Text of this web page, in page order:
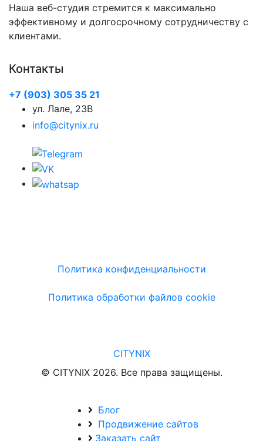
Наша веб-студия стремится к максимально
эффективному и долгосрочному сотрудничеству с
клиентами.
Контакты
+7 (903) 305 35 21
ул. Лале, 23B
info@citynix.ru
Политика конфиденциальности
Политика обработки файлов cookie
CITYNIX
© CITYNIX 2026. Все права защищены.
Блог
Продвижение сайтов
Заказать сайт